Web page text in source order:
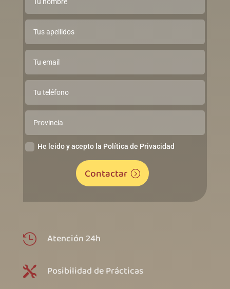
He leido y acepto la Política de Privacidad
Contactar
 Atención 24h
 Posibilidad de Prácticas